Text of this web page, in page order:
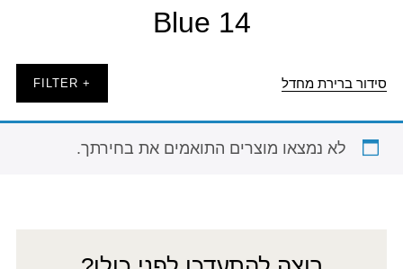
Blue 14
סידור ברירת מחדל + FILTER
לא נמצאו מוצרים התואמים את בחירתך.